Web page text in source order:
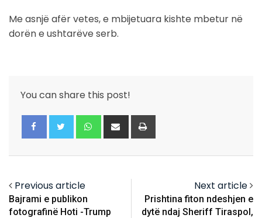
Me asnjë afër vetes, e mbijetuara kishte mbetur në
dorën e ushtarëve serb.
You can share this post!
Whatsapp
Share
via
Previous article
Bajrami e publikon
fotografinë Hoti -Trump
Next article
Prishtina fiton ndeshjen e
dytë ndaj Sheriff Tiraspol,